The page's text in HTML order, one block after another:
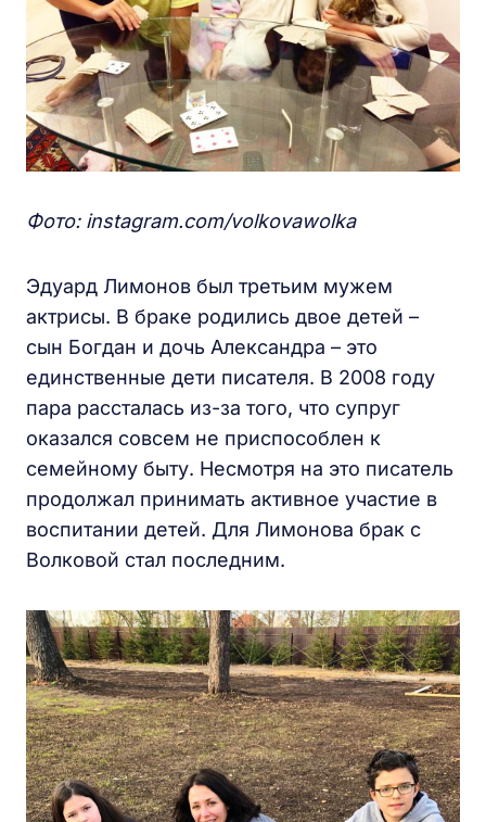
Фото: instagram.com/volkovawolka
Эдуард Лимонов был третьим мужем
актрисы. В браке родились двое детей –
сын Богдан и дочь Александра – это
единственные дети писателя. В 2008 году
пара рассталась из-за того, что супруг
оказался совсем не приспособлен к
семейному быту. Несмотря на это писатель
продолжал принимать активное участие в
воспитании детей. Для Лимонова брак с
Волковой стал последним.